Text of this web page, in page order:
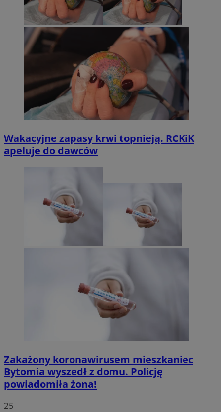
Wakacyjne zapasy krwi topnieją. RCKiK
apeluje do dawców
Zakażony koronawirusem mieszkaniec
Bytomia wyszedł z domu. Policję
powiadomiła żona!
25